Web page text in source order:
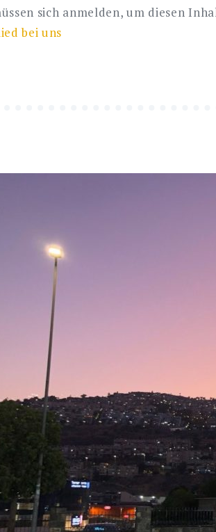
sich anmelden, um diesen
bei uns